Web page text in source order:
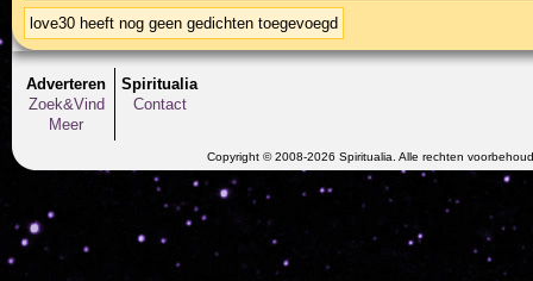
love30 heeft nog geen gedichten toegevoegd
Adverteren
Zoek&Vind
Meer
Spiritualia
Contact
Copyright © 2008-2026 Spiritualia. Alle rechten